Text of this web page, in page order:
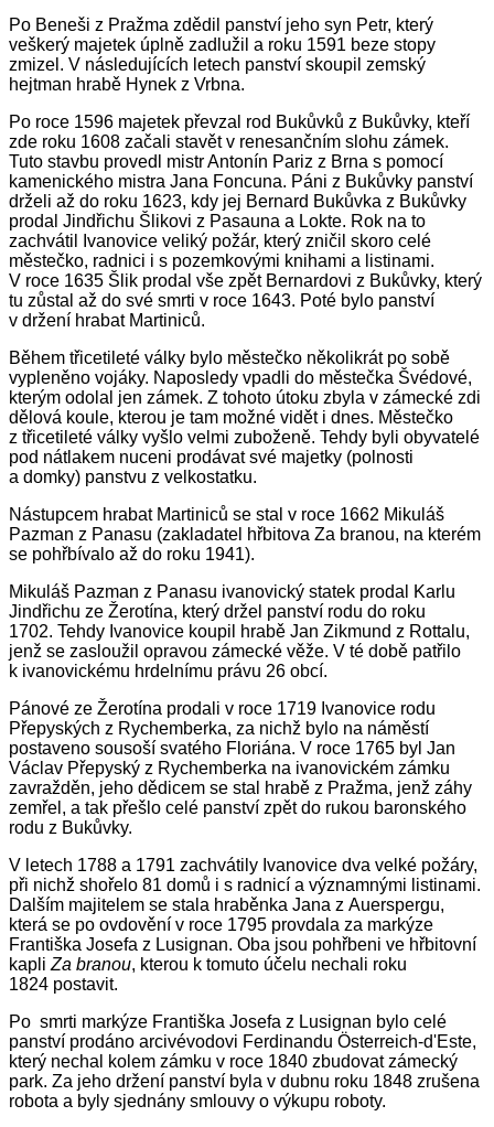
Po Beneši z Pražma zdědil panství jeho syn Petr, který
veškerý majetek úplně zadlužil a roku 1591 beze stopy
zmizel. V následujících letech panství skoupil zemský
hejtman hrabě Hynek z Vrbna.
Po roce 1596 majetek převzal rod Bukůvků z Bukůvky, kteří
zde roku 1608 začali stavět v renesančním slohu zámek.
Tuto stavbu provedl mistr Antonín Pariz z Brna s pomocí
kamenického mistra Jana Foncuna. Páni z Bukůvky panství
drželi až do roku 1623, kdy jej Bernard Bukůvka z Bukůvky
prodal Jindřichu Šlikovi z Pasauna a Lokte. Rok na to
zachvátil Ivanovice veliký požár, který zničil skoro celé
městečko, radnici i s pozemkovými knihami a listinami.
V roce 1635 Šlik prodal vše zpět Bernardovi z Bukůvky, který
tu zůstal až do své smrti v roce 1643. Poté bylo panství
v držení hrabat Martiniců.
Během třicetileté války bylo městečko několikrát po sobě
vypleněno vojáky. Naposledy vpadli do městečka Švédové,
kterým odolal jen zámek. Z tohoto útoku zbyla v zámecké zdi
dělová koule, kterou je tam možné vidět i dnes. Městečko
z třicetileté války vyšlo velmi zuboženě. Tehdy byli obyvatelé
pod nátlakem nuceni prodávat své majetky (polnosti
a domky) panstvu z velkostatku.
Nástupcem hrabat Martiniců se stal v roce 1662 Mikuláš
Pazman z Panasu (zakladatel hřbitova Za branou, na kterém
se pohřbívalo až do roku 1941).
Mikuláš Pazman z Panasu ivanovický statek prodal Karlu
Jindřichu ze Žerotína, který držel panství rodu do roku
1702. Tehdy Ivanovice koupil hrabě Jan Zikmund z Rottalu,
jenž se zasloužil opravou zámecké věže. V té době patřilo
k ivanovickému hrdelnímu právu 26 obcí.
Pánové ze Žerotína prodali v roce 1719 Ivanovice rodu
Přepyských z Rychemberka, za nichž bylo na náměstí
postaveno sousoší svatého Floriána. V roce 1765 byl Jan
Václav Přepyský z Rychemberka na ivanovickém zámku
zavražděn, jeho dědicem se stal hrabě z Pražma, jenž záhy
zemřel, a tak přešlo celé panství zpět do rukou baronského
rodu z Bukůvky.
V letech 1788 a 1791 zachvátily Ivanovice dva velké požáry,
při nichž shořelo 81 domů i s radnicí a významnými listinami.
Dalším majitelem se stala hraběnka Jana z Auerspergu,
která se po ovdovění v roce 1795 provdala za markýze
Františka Josefa z Lusignan. Oba jsou pohřbeni ve hřbitovní
kapli Za branou, kterou k tomuto účelu nechali roku
1824 postavit.
Po smrti markýze Františka Josefa z Lusignan bylo celé
panství prodáno arcivévodovi Ferdinandu Österreich-d'Este,
který nechal kolem zámku v roce 1840 zbudovat zámecký
park. Za jeho držení panství byla v dubnu roku 1848 zrušena
robota a byly sjednány smlouvy o výkupu roboty.